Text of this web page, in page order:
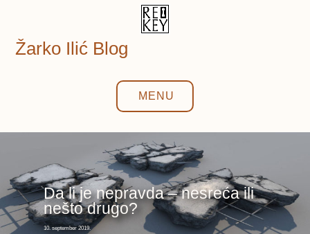
content
Žarko Ilić Blog
MENU
Da li je nepravda – nesreća ili
nešto drugo?
10. september 2019.